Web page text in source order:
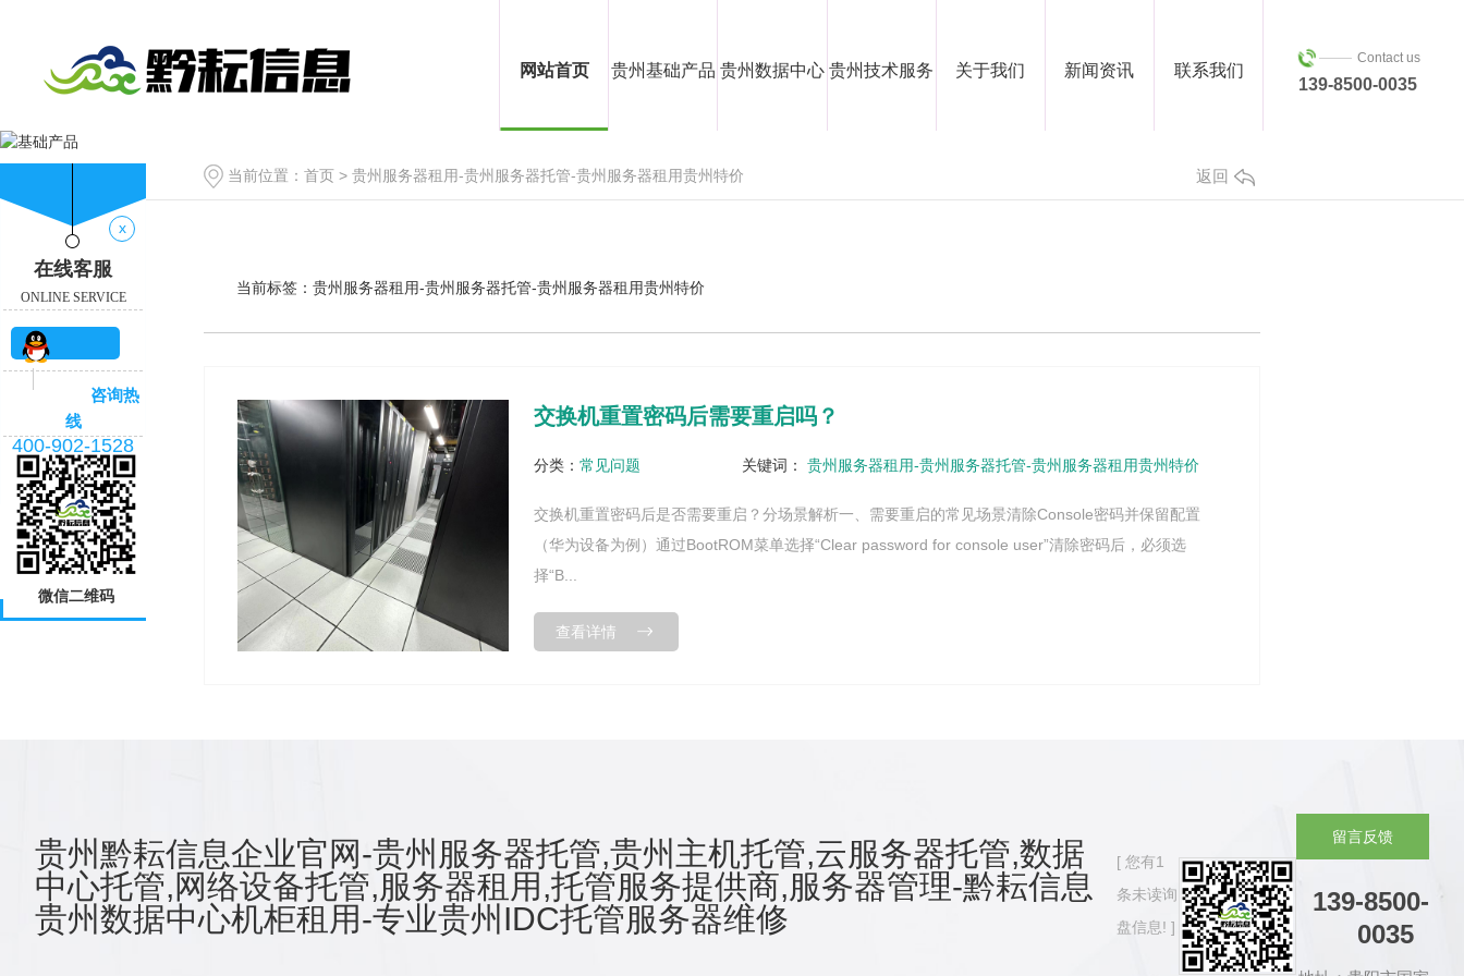
网站首页 贵州基础产品 贵州数据中心 贵州技术服务 关于我们 新闻资讯 联系我们
Contact us
139-8500-0035
当前位置： 首页 > 贵州服务器租用-贵州服务器托管-贵州服务器租用贵州特价 返回
当前标签： 贵州服务器租用-贵州服务器托管-贵州服务器租用贵州特价
交换机重置密码后需要重启吗？
分类：常见问题 关键词： 贵州服务器租用-贵州服务器托管-贵州服务器租用贵州特价
交换机重置密码后是否需要重启？分场景解析一、‌需要重启的常见场景‌‌清除Console密码并保留配置
（华为设备为例）‌通过BootROM菜单选择“‌Clear password for console user‌”清除密码后，必须选
择“‌B...
查看详情
贵州黔耘信息企业官网-贵州服务器托管,贵州主机托管,云服务器托管,数据
中心托管,网络设备托管,服务器租用,托管服务提供商,服务器管理-黔耘信息
贵州数据中心机柜租用-专业贵州IDC托管服务器维修
您有1
条未读询
盘信息!
留言反馈
139-8500-
0035
x
在线客服
ONLINE SERVICE
咨询热
线
400-902-1528
微信二维码